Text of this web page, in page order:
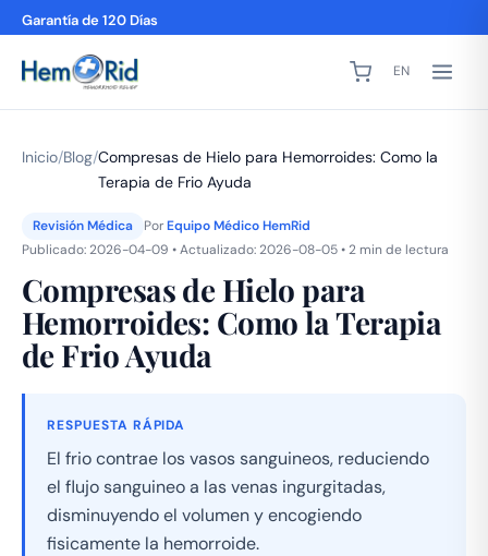
Garantía de 120 Días
EN
Inicio/Blog/Compresas de Hielo para Hemorroides: Como la
Terapia de Frio Ayuda
Revisión Médica PorEquipo Médico HemRid
Publicado: 2026-04-09 • Actualizado: 2026-08-05 • 2 min de lectura
Compresas de Hielo para
Hemorroides: Como la Terapia
de Frio Ayuda
RESPUESTA RÁPIDA
El frio contrae los vasos sanguineos, reduciendo
el flujo sanguineo a las venas ingurgitadas,
disminuyendo el volumen y encogiendo
fisicamente la hemorroide.